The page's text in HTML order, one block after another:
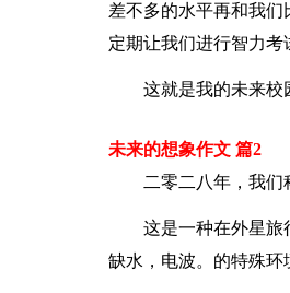
差不多的水平再和我
定期让我们进行智力考
这就是我的未来校
未来的想象作文 篇2
二零二八年，我们
这是一种在外星旅
缺水，电波。的特殊环